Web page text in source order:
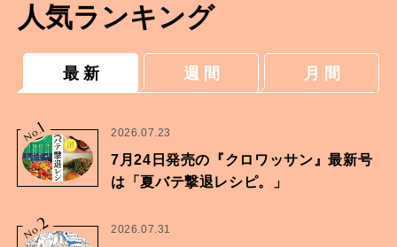
人気ランキング
最 新 週 間 月 間
No.
1 2026.07.23
7月24日発売の『クロワッサン』最新号
は「夏バテ撃退レシピ。」
No.2 2026.07.31